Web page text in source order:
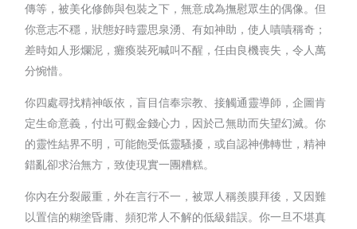
傳等，被美化修飾與包裝之下，無意成為撫慰眾生的偶像。但
你意志不穩，狀態好時靈思泉湧、有如神助，使人嘖嘖稱奇；
差時如人形爛泥，癱瘓裝死喊叫不醒，任由良機喪失，令人萬
分惋惜。
你四處尋找精神皈依，盲目信奉宗教、接觸通靈導師，企圖肯
定生命意義，付出可觀金錢心力，因於己無助而失望幻滅。你
的靈性結界不明，可能飽受低靈騷擾，或自認神佛轉世，精神
錯亂卻求治無方，致使現實一團糟糕。
你內在分裂嚴重，外在言行不一，被眾人稱羨膜拜後，又因難
以置信的糊塗昏庸、頻犯常人不解的低級錯誤。你一旦不堪真